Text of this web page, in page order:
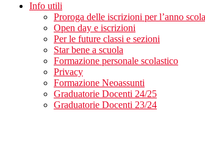
Info utili
Proroga delle iscrizioni per l’anno
Open day e iscrizioni
Per le future classi e sezioni
Star bene a scuola
Formazione personale scolastico
Privacy
Formazione Neoassunti
Graduatorie Docenti 24/25
Graduatorie Docenti 23/24